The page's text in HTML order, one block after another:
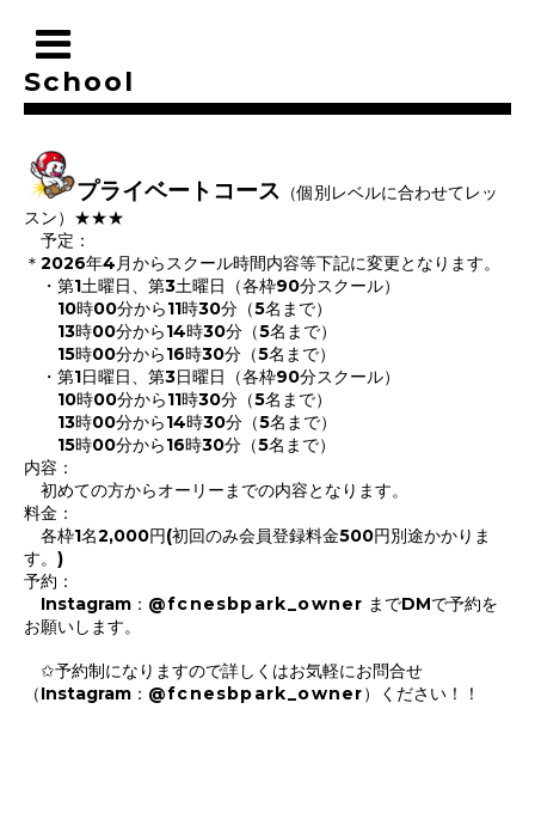
School
プライベートコース （個別レベルに合わせてレッ
スン）★★★
予定：
＊2026年4月からスクール時間内容等下記に変更となります。
・第1土曜日、第3土曜日（各枠90分スクール）
10時00分から11時30分（5名まで）
13時00分から14時30分（5名まで）
15時00分から16時30分（5名まで）
・第1日曜日、第3日曜日（各枠90分スクール）
10時00分から11時30分（5名まで）
13時00分から14時30分（5名まで）
15時00分から16時30分（5名まで）
内容：
初めての方からオーリーまでの内容となります。
料金：
各枠1名2,000円(初回のみ会員登録料金500円別途かかりま
す。)
予約：
Instagram： @fcnesbpark_owner までDMで予約を
お願いします。
✩予約制になりますので詳しくはお気軽にお問合せ
（Instagram： @fcnesbpark_owner）ください！！